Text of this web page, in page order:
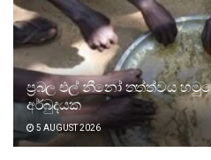
ප්‍රබල එල් නීනෝ තත්ත්වය
අර්බුදයක
5 AUGUST 2026